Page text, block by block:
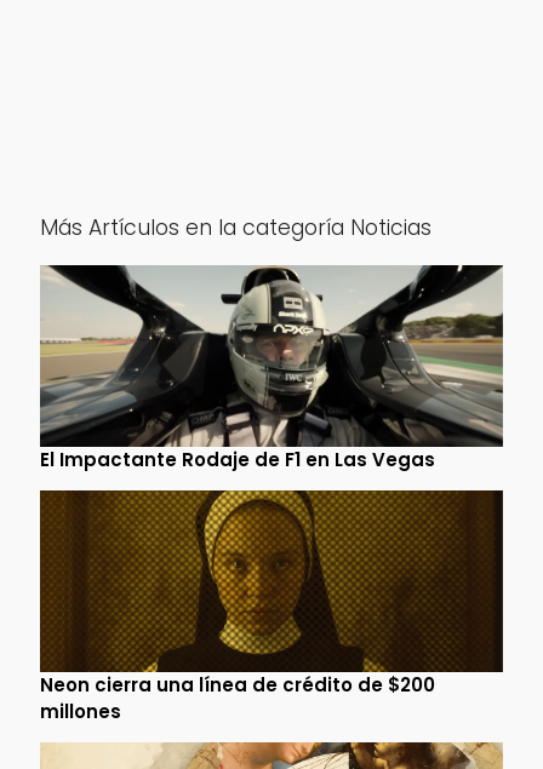
Más Artículos en la categoría Noticias
El Impactante Rodaje de F1 en Las Vegas
Neon cierra una línea de crédito de $200
millones